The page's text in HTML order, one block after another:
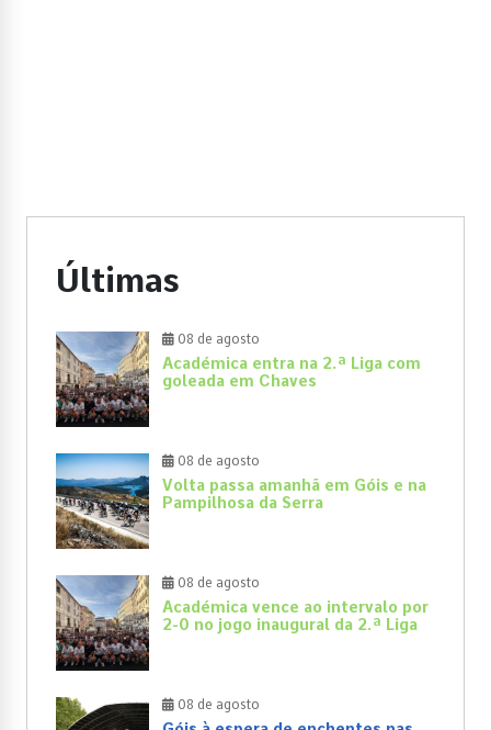
Últimas
08 de agosto
Académica entra na 2.ª Liga com
goleada em Chaves
08 de agosto
Volta passa amanhã em Góis e na
Pampilhosa da Serra
08 de agosto
Académica vence ao intervalo por
2-0 no jogo inaugural da 2.ª Liga
08 de agosto